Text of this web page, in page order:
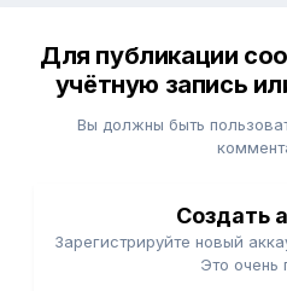
Для публикации
учётную запись
Вы должны быть
Создать
Зарегистрируйте новый
Это очень